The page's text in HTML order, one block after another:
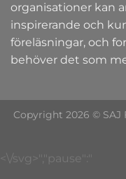
organisationer kan
inspirerande och
föreläsningar, och
behöver det som
Copyright 2026 ©
<\/svg>","pause":"